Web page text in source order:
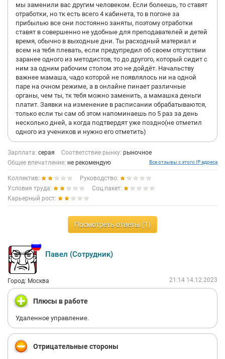
мы заменили вас другим человеком. Если болеешь, то ставят
отработки, но тк есть всего 4 кабинета, то в погоне за
прибылью все они постоянно заняты, поэтому отработки
ставят в совершенно не удобные для преподавателей и детей
время, обычно в выходные дни. Ты расходный материал и
всем на тебя плевать, если предупредил об своем отсутствии
заранее одного из методистов, то до другого, который сидит с
ним за одним рабочим столом это не дойдёт. Начальству
важнее мамаша, чадо которой не появлялось ни на одной
паре на очном режиме, а в онлайне пинает различные
органы, чем ты, тк тебя можно заменить, а мамашка деньги
платит. Заявки на изменение в расписании обрабатываются,
только если ты сам об этом напоминаешь по 5 раз за день
несколько дней, а когда подтвердят уже поздно(не отметил
одного из учеников и нужно его отметить)
Зарплата: серая Соответствие рынку: рыночное
Общее впечатление: не рекомендую Все отзывы с этого IP адреса
Коллектив:
Руководство:
Условия труда:
Соц.пакет:
Карьерный рост:
Посмотреть ответы (1)
Павел (Сотрудник)
Город: Москва 21:14 14.12.2023
Плюсы в работе
Удаленное управление.
Отрицательные стороны